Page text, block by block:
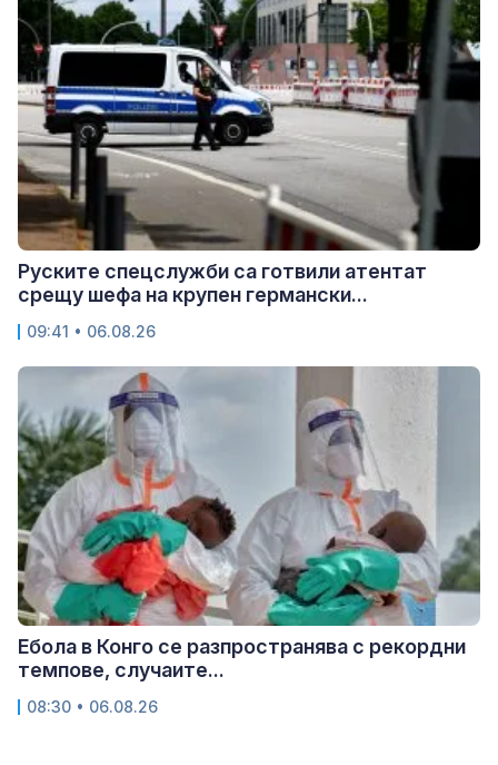
Руските спецслужби са готвили атентат
срещу шефа на крупен германски...
09:41 • 06.08.26
Ебола в Конго се разпространява с рекордни
темпове, случаите...
08:30 • 06.08.26